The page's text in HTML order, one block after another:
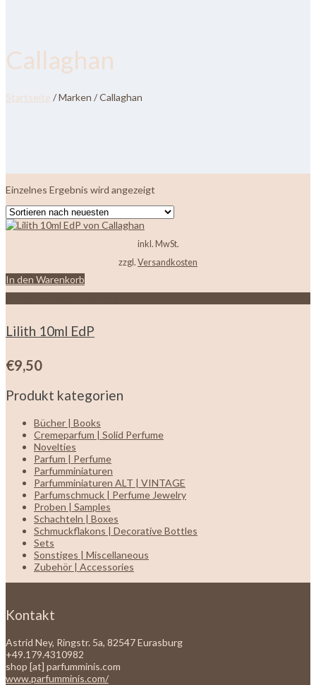
Callaghan
Startseite / Marken / Callaghan
Einzelnes Ergebnis wird angezeigt
inkl. MwSt.
zzgl. Versandkosten
In den Warenkorb
Lilith 10ml EdP
€9,50
Produkt kategorien
Bücher | Books
Cremeparfum | Solid Perfume
Novelties
Parfum | Perfume
Parfumminiaturen
Parfumminiaturen ALT | VINTAGE
Parfumschmuck | Perfume Jewelry
Proben | Samples
Schachteln | Boxes
Schmuckflakons | Decorative Bottles
Sets
Sonstiges | Miscellaneous
Zubehör | Accessories
Kontakt
Astrid Ney, Ringstr. 5a, 82547 Eurasburg
+49.179.4310982
shop [at] parfumminis.com
www.parfumminis.com/